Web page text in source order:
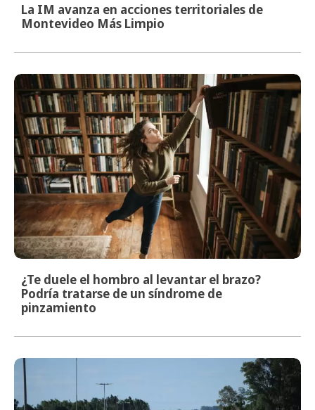
La IM avanza en acciones territoriales de
Montevideo Más Limpio
¿Te duele el hombro al levantar el brazo?
Podría tratarse de un síndrome de
pinzamiento